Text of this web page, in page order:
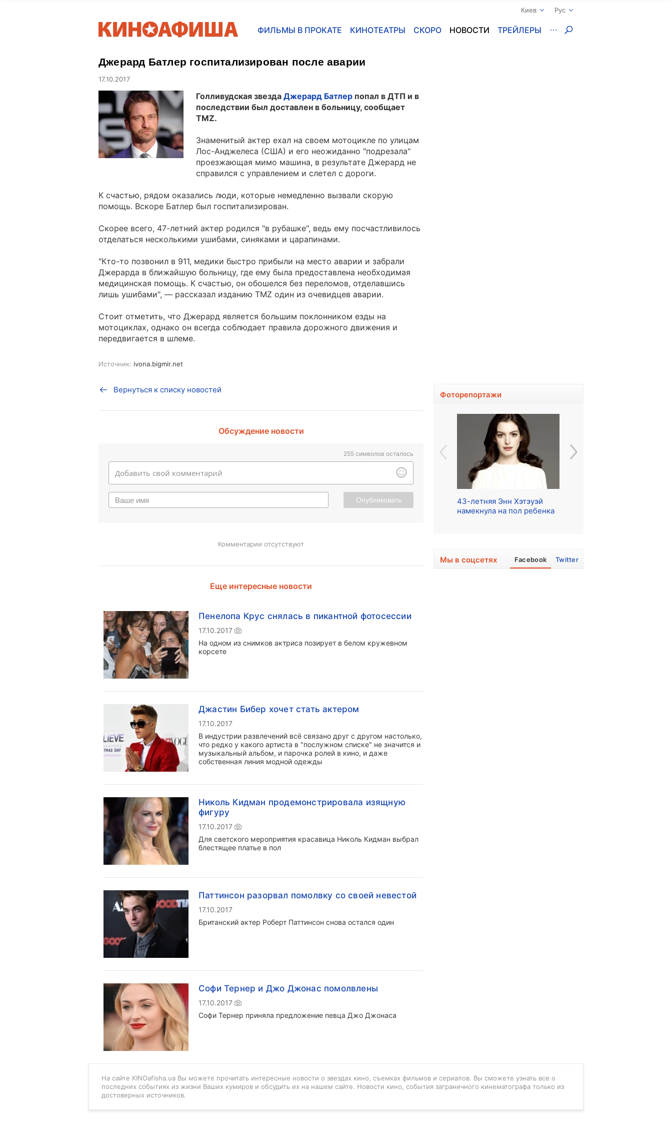
Киев Рус
ФИЛЬМЫ В ПРОКАТЕ КИНОТЕАТРЫ СКОРО НОВОСТИ ТРЕЙЛЕРЫ
Джерард Батлер госпитализирован после аварии
17.10.2017
Голливудская звезда Джерард Батлер попал в ДТП и в
последствии был доставлен в больницу, сообщает
TMZ.
Знаменитый актер ехал на своем мотоцикле по улицам
Лос-Анджелеса (США) и его неожиданно "подрезала"
проезжающая мимо машина, в результате Джерард не
справился с управлением и слетел с дороги.
К счастью, рядом оказались люди, которые немедленно вызвали скорую
помощь. Вскоре Батлер был госпитализирован.
Скорее всего, 47-летний актер родился "в рубашке", ведь ему посчастливилось
отделаться несколькими ушибами, синяками и царапинами.
"Кто-то позвонил в 911, медики быстро прибыли на место аварии и забрали
Джерарда в ближайшую больницу, где ему была предоставлена необходимая
медицинская помощь. К счастью, он обошелся без переломов, отделавшись
лишь ушибами", — рассказал изданию TMZ один из очевидцев аварии.
Стоит отметить, что Джерард является большим поклонником езды на
мотоциклах, однако он всегда соблюдает правила дорожного движения и
передвигается в шлеме.
Источник: ivona.bigmir.net
Вернуться к списку новостей
Обсуждение новости
255 символов осталось
Опубликовать
Комментарии отсутствуют
Еще интересные новости
Пенелопа Крус снялась в пикантной фотосессии
17.10.2017
На одном из снимков актриса позирует в белом кружевном
корсете
Джастин Бибер хочет стать актером
17.10.2017
В индустрии развлечений всё связано друг с другом настолько,
что редко у какого артиста в "послужном списке" не значится и
музыкальный альбом, и парочка ролей в кино, и даже
собственная линия модной одежды
Николь Кидман продемонстрировала изящную
фигуру
17.10.2017
Для светского мероприятия красавица Николь Кидман выбрал
блестящее платье в пол
Паттинсон разорвал помолвку со своей невестой
17.10.2017
Британский актер Роберт Паттинсон снова остался один
Софи Тернер и Джо Джонас помолвлены
17.10.2017
Софи Тернер приняла предложение певца Джо Джонаса
Фоторепортажи
43-летняя Энн Хэтэуэй
намекнула на пол ребенка
Мы в соцсетях Facebook Twitter
На сайте KINOafisha.ua Вы можете прочитать интересные новости о звездах кино, съемках фильмов и сериалов. Вы сможете узнать все о
последних событиях из жизни Ваших кумиров и обсудить их на нашем сайте. Новости кино, события заграничного кинематографа только из
достоверных источников.